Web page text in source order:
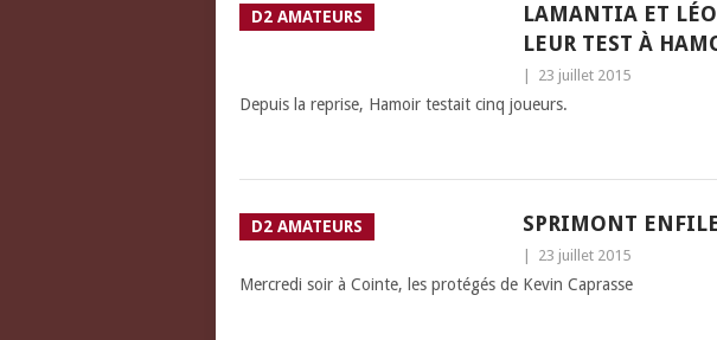
D2 AMATEURS
LAMANTIA ET
LEUR TEST À
23 juillet 2015
Depuis la reprise, Hamoir testait cinq joueurs.
D2 AMATEURS SPRIMONT
23 juillet 2015
Mercredi soir à Cointe, les protégés de Kevin Caprasse